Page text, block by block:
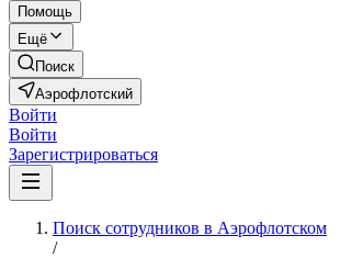
Помощь
Ещё
Поиск
Аэрофлотский
Войти
Войти
Зарегистрироваться
Поиск сотрудников в Аэрофлотском
/